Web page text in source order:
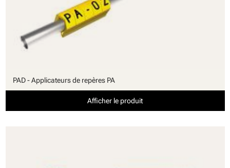
PAD - Applicateurs de repères PA
Afficher le produit